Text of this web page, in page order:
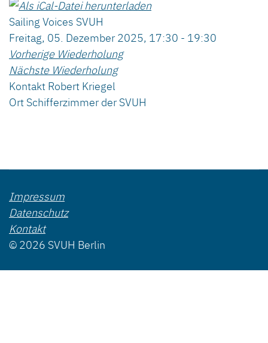
Sailing Voices SVUH
Freitag, 05. Dezember 2025, 17:30 - 19:30
Vorherige Wiederholung
Nächste Wiederholung
Kontakt Robert Kriegel
Ort Schifferzimmer der SVUH
Impressum
Datenschutz
Kontakt
© 2026 SVUH Berlin